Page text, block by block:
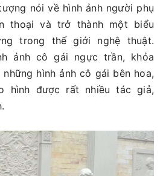
nói về hình ảnh người phụ
thoại và trở thành một biểu
trong thế giới nghệ thuật.
ảnh cô gái ngực trần, khỏa
những hình ảnh cô gái bên hoa,
hình được rất nhiều tác giả,